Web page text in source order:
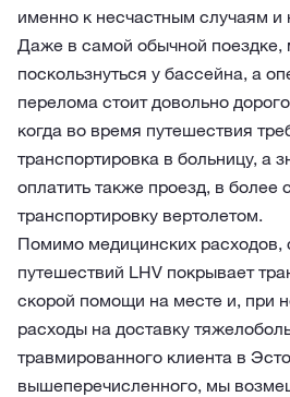
именно к несчастным случаям
Даже в самой обычной
поскользнуться у бассейна, а
перелома стоит довольно
когда во время путешествия
транспортировка в больницу, а
оплатить также проезд, в более
транспортировку вертолетом.
Помимо медицинских расходов,
путешествий LHV покрывает
скорой помощи на месте и, при
расходы на доставку
травмированного клиента в
вышеперечисленного, мы